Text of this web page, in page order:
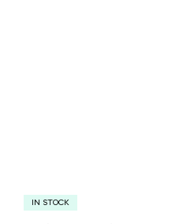
IN STOCK